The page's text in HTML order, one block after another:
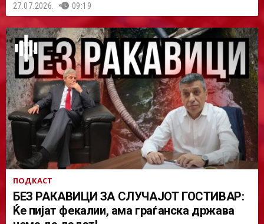
27.07.2026. 09:19
ПОДКАСТ
БЕЗ РАКАВИЦИ ЗА СЛУЧАЈОТ ГОСТИВАР:
Ќе пијат фекалии, ама граѓанска држава